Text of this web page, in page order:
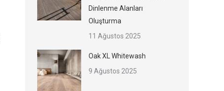
Dinlenme Alanları
Oluşturma
11 Ağustos 2025
Oak XL Whitewash
9 Ağustos 2025